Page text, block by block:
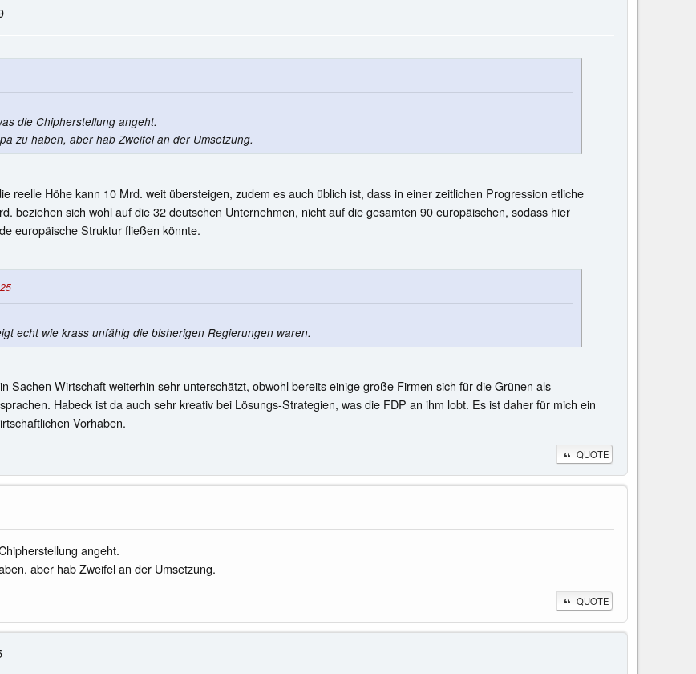
die Chipherstellung angeht.
zu haben, aber hab Zweifel an der Umsetzung.
reelle Höhe kann 10 Mrd. weit übersteigen, zudem es auch üblich ist, dass in einer zeitlichen Progression etliche
beziehen sich wohl auf die 32 deutschen Unternehmen, nicht auf die gesamten 90 europäischen, sodass hier
europäische Struktur fließen könnte.
echt wie krass unfähig die bisherigen Regierungen waren.
Sachen Wirtschaft weiterhin sehr unterschätzt, obwohl bereits einige große Firmen sich für die Grünen als
Habeck ist da auch sehr kreativ bei Lösungs-Strategien, was die FDP an ihm lobt. Es ist daher für mich ein
Vorhaben.
QUOTE
angeht.
aber hab Zweifel an der Umsetzung.
QUOTE